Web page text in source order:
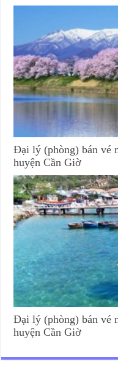
Đại lý (phòng) bán vé
huyện Cần Giờ
Đại lý (phòng) bán vé
huyện Cần Giờ